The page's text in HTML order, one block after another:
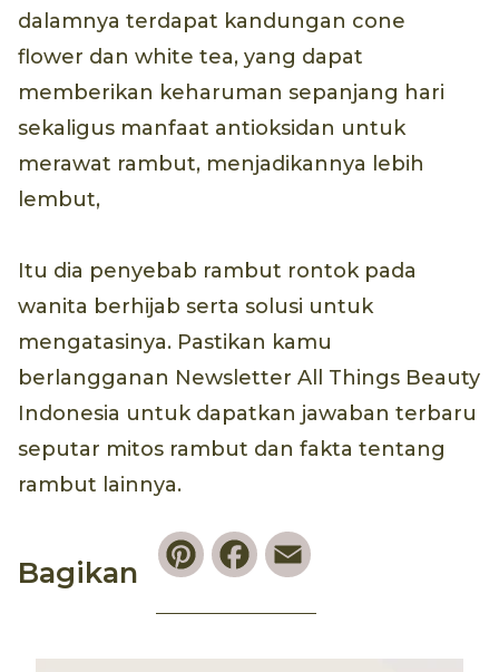
dalamnya terdapat kandungan cone
flower dan white tea, yang dapat
memberikan keharuman sepanjang hari
sekaligus manfaat antioksidan untuk
merawat rambut, menjadikannya lebih
lembut,
Itu dia penyebab rambut rontok pada
wanita berhijab serta solusi untuk
mengatasinya. Pastikan kamu
berlangganan Newsletter All Things Beauty
Indonesia untuk dapatkan jawaban terbaru
seputar mitos rambut dan fakta tentang
rambut lainnya.
Bagikan
PinterestFacebook